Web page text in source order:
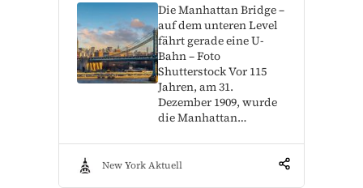
Die Manhattan Bridge –
auf dem unteren Level
fährt gerade eine U-
Bahn – Foto
Shutterstock Vor 115
Jahren, am 31.
Dezember 1909, wurde
die Manhattan…
New York Aktuell